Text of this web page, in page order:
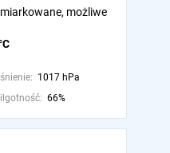
możliwe
1017 hPa
66%